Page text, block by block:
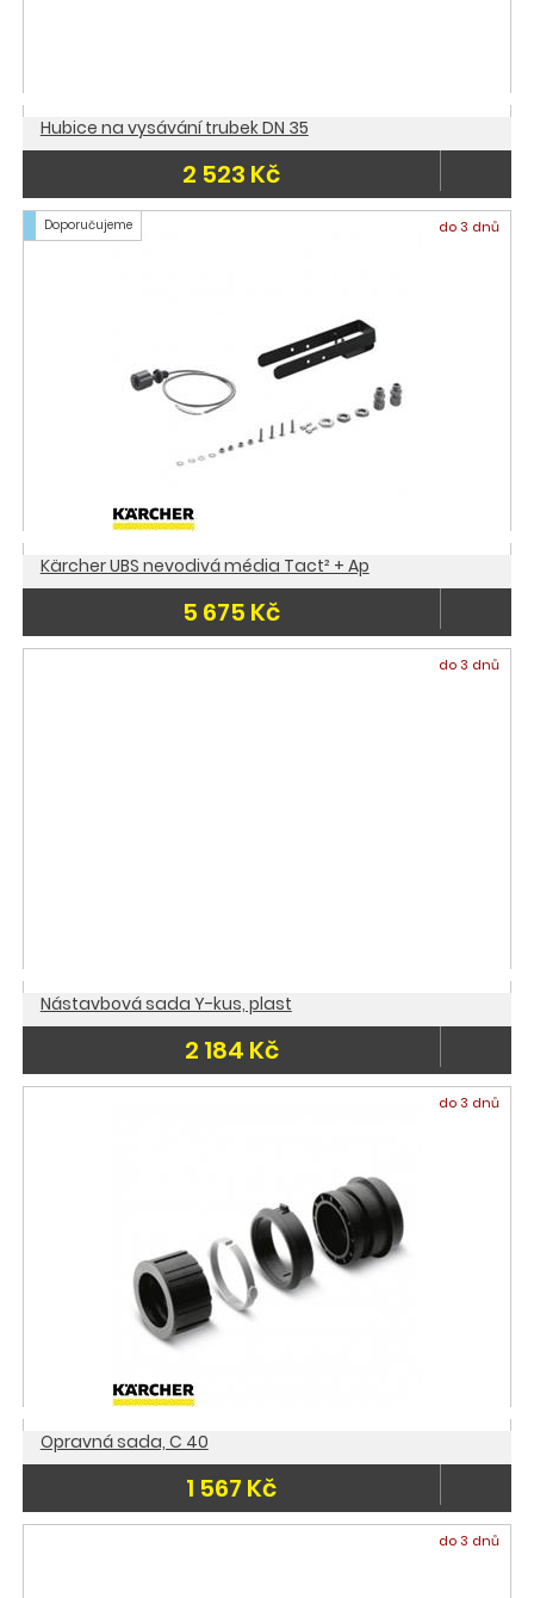
Hubice na vysávání trubek DN 35
2 523 Kč
Doporučujeme do 3 dnů
Kärcher UBS nevodivá média Tact² + Ap
5 675 Kč
do 3 dnů
Nástavbová sada Y-kus, plast
2 184 Kč
do 3 dnů
Opravná sada, C 40
1 567 Kč
do 3 dnů